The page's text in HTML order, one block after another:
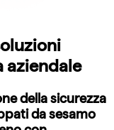
aziendale
della sicurezza
da sesamo